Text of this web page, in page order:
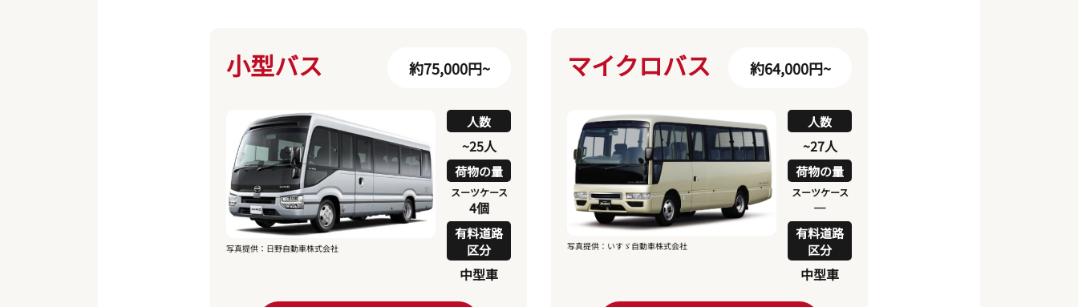
小型バス 約75,000円~
写真提供：日野自動車株式会社
人数
~25人
荷物の量
スーツケース
4個
有料道路
区分
中型車
マイクロバス 約64,000円~
写真提供：いすゞ自動車株式会社
人数
~27人
荷物の量
スーツケース
―
有料道路
区分
中型車